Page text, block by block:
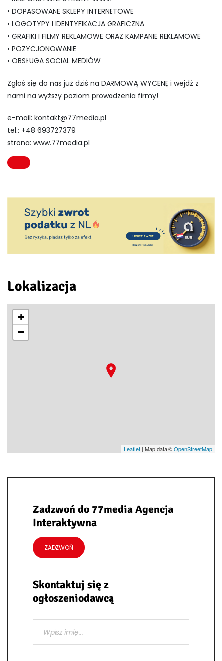
• DOPASOWANE SKLEPY INTERNETOWE
• LOGOTYPY I IDENTYFIKACJA GRAFICZNA
• GRAFIKI I FILMY REKLAMOWE ORAZ KAMPANIE REKLAMOWE
• POZYCJONOWANIE
• OBSŁUGA SOCIAL MEDIÓW
Zgłoś się do nas już dziś na DARMOWĄ WYCENĘ i wejdź z
nami na wyższy poziom prowadzenia firmy!
e-mail: kontakt@77media.pl
tel.: +48 693727379
strona: www.77media.pl
Lokalizacja
+
−
Leaflet | Map data ©OpenStreetMap
Zadzwoń do 77media Agencja
Interaktywna
ZADZWOŃ
Skontaktuj się z
ogłoszeniodawcą